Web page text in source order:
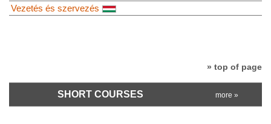
Vezetés és szervezés
» top of page
SHORT COURSES more »